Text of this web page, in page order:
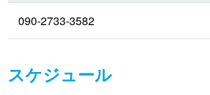
090-2733-3582
スケジュール